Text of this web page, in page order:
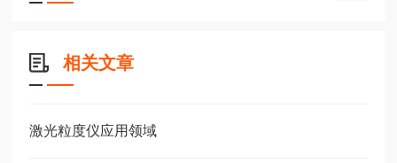
相关文章
激光粒度仪应用领域